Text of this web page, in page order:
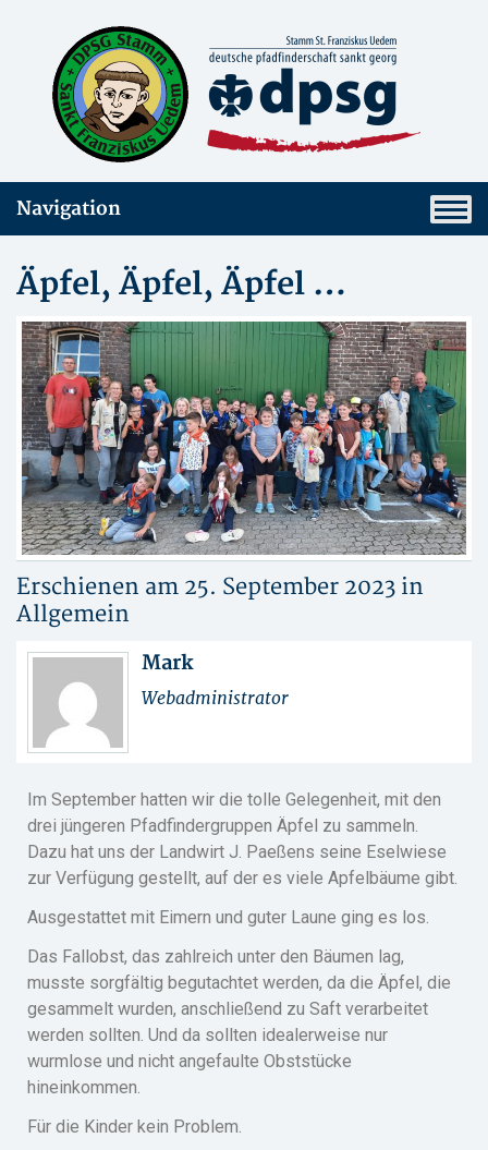
Navigation
Äpfel, Äpfel, Äpfel …
Erschienen am 25. September 2023 in
Allgemein
Mark
Webadministrator
Im September hatten wir die tolle Gelegenheit, mit den
drei jüngeren Pfadfindergruppen Äpfel zu sammeln.
Dazu hat uns der Landwirt J. Paeßens seine Eselwiese
zur Verfügung gestellt, auf der es viele Apfelbäume gibt.
Ausgestattet mit Eimern und guter Laune ging es los.
Das Fallobst, das zahlreich unter den Bäumen lag,
musste sorgfältig begutachtet werden, da die Äpfel, die
gesammelt wurden, anschließend zu Saft verarbeitet
werden sollten. Und da sollten idealerweise nur
wurmlose und nicht angefaulte Obststücke
hineinkommen.
Für die Kinder kein Problem.